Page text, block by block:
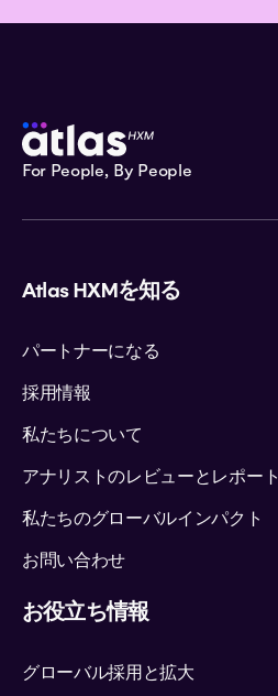
For People, By People
Atlas HXMを知る
パートナーになる
採用情報
私たちについて
アナリストのレビューとレポート
私たちのグローバルインパクト
お問い合わせ
お役立ち情報
グローバル採用と拡大